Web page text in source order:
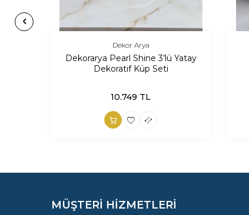
Dekor Arya
Dekorarya Pearl Shine 3’lü Yatay
Dekoratif Küp Seti
10.749 TL
MÜŞTERİ HİZMETLERİ